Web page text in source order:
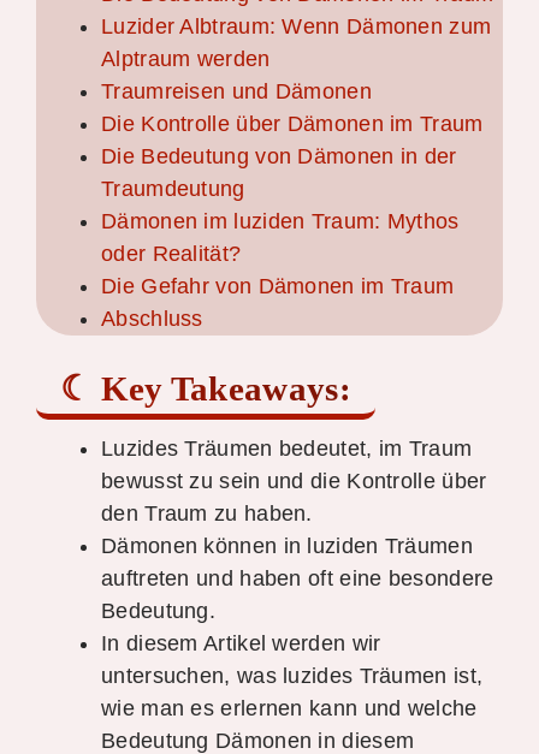
Luzider Albtraum: Wenn Dämonen zum
Alptraum werden
Traumreisen und Dämonen
Die Kontrolle über Dämonen im Traum
Die Bedeutung von Dämonen in der
Traumdeutung
Dämonen im luziden Traum: Mythos
oder Realität?
Die Gefahr von Dämonen im Traum
Abschluss
Key Takeaways:
Luzides Träumen bedeutet, im Traum
bewusst zu sein und die Kontrolle über
den Traum zu haben.
Dämonen können in luziden Träumen
auftreten und haben oft eine besondere
Bedeutung.
In diesem Artikel werden wir
untersuchen, was luzides Träumen ist,
wie man es erlernen kann und welche
Bedeutung Dämonen in diesem